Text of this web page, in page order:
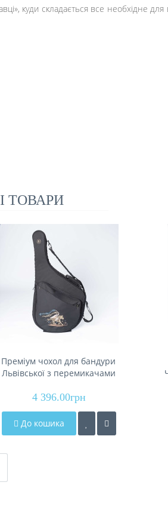
куди складається все необхідне
ТОВАРИ
Преміум чохол для бандури
Львівської з перемикачами
(Renesans)
4 396.00грн
До кошика